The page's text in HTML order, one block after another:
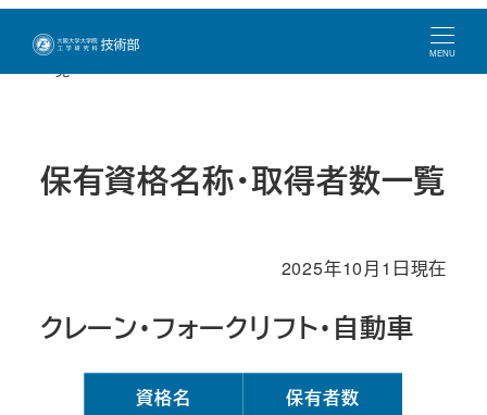
MENU
トップページ
保有資格名称・取得者数
一覧
保有資格名称・取得者数一覧
2025年10月1日現在
クレーン・フォークリフト・自動車
資格名 保有者数